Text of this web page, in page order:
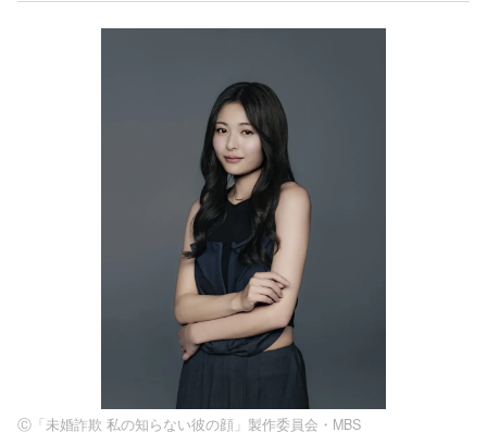
Ⓒ「未婚詐欺 私の知らない彼の顔」製作委員会・MBS